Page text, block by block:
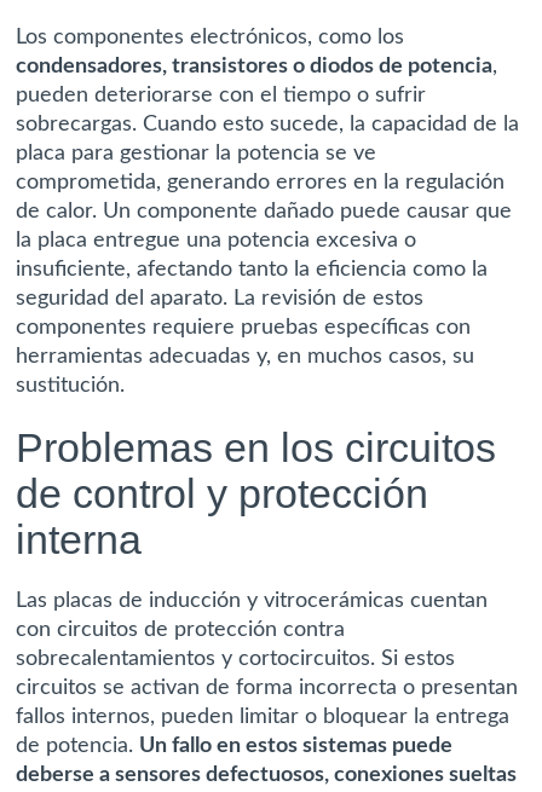
Los componentes electrónicos, como los
condensadores, transistores o diodos de potencia,
pueden deteriorarse con el tiempo o sufrir
sobrecargas. Cuando esto sucede, la capacidad de la
placa para gestionar la potencia se ve
comprometida, generando errores en la regulación
de calor. Un componente dañado puede causar que
la placa entregue una potencia excesiva o
insuficiente, afectando tanto la eficiencia como la
seguridad del aparato. La revisión de estos
componentes requiere pruebas específicas con
herramientas adecuadas y, en muchos casos, su
sustitución.
Problemas en los circuitos
de control y protección
interna
Las placas de inducción y vitrocerámicas cuentan
con circuitos de protección contra
sobrecalentamientos y cortocircuitos. Si estos
circuitos se activan de forma incorrecta o presentan
fallos internos, pueden limitar o bloquear la entrega
de potencia. Un fallo en estos sistemas puede
deberse a sensores defectuosos, conexiones sueltas